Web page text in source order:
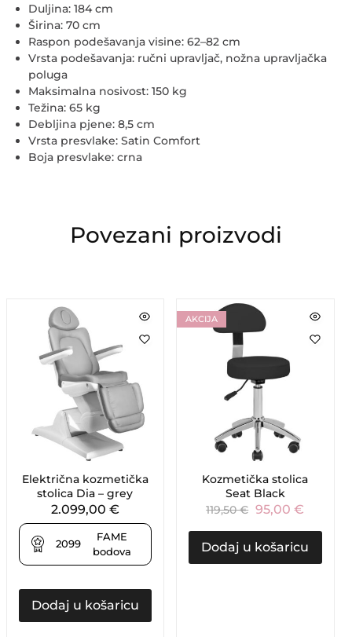
Duljina: 184 cm
Širina: 70 cm
Raspon podešavanja visine: 62–82 cm
Vrsta podešavanja: ručni upravljač, nožna upravljačka
poluga
Maksimalna nosivost: 150 kg
Težina: 65 kg
Debljina pjene: 8,5 cm
Vrsta presvlake: Satin Comfort
Boja presvlake: crna
Povezani proizvodi
Električna kozmetička
stolica Dia – grey
2.099,00 €
2099
FAME
bodova
Dodaj u košaricu
AKCIJA
Kozmetička stolica
Seat Black
119,50€ 95,00€
Dodaj u košaricu